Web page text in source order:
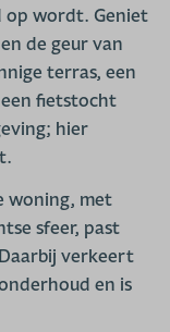
op wordt. Geniet
de geur van
terras, een
fietstocht
hier
woning, met
sfeer, past
verkeert
en is